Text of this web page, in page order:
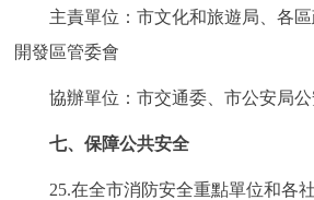
主責單位：市文化和旅遊局、各區
開發區管委會
協辦單位：市交通委、市公安局公
七、保障公共安全
25.在全市消防安全重點單位和各社